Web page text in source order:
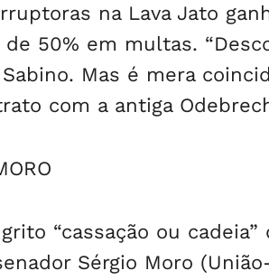
na Lava Jato
de 50% em multas.
Mas é mera
com a antiga
“cassação ou
Sérgio Moro